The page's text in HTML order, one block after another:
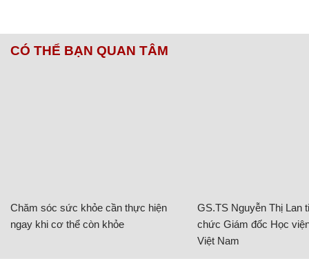
CÓ THỂ BẠN QUAN TÂM
Chăm sóc sức khỏe cần thực hiện
ngay khi cơ thể còn khỏe
GS.TS Nguyễn Thị Lan
chức Giám đốc Học
Việt Nam